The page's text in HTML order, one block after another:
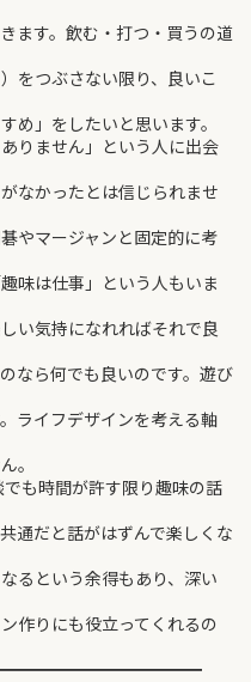
ます。飲む・打つ・買うの道
をつぶさない限り、良いこ
め」をしたいと思います。
りません」という人に出会
なかったとは信じられませ
やマージャンと固定的に考
味は仕事」という人もいま
い気持になれればそれで良
なら何でも良いのです。遊び
ライフデザインを考える軸
。
も時間が許す限り趣味の話
通だと話がはずんで楽しくな
るという余得もあり、深い
作りにも役立ってくれるの